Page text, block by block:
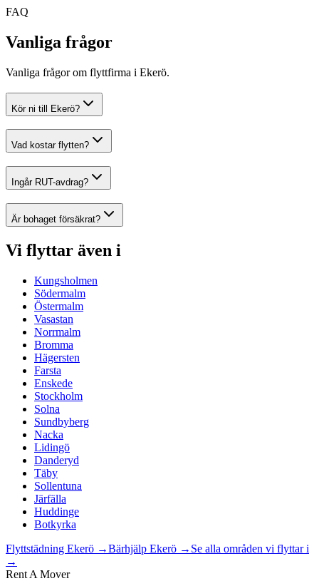
FAQ
Vanliga frågor
Vanliga frågor om flyttfirma i Ekerö.
Kör ni till Ekerö?
Vad kostar flytten?
Ingår RUT-avdrag?
Är bohaget försäkrat?
Vi flyttar även i
Kungsholmen
Södermalm
Östermalm
Vasastan
Norrmalm
Bromma
Hägersten
Farsta
Enskede
Stockholm
Solna
Sundbyberg
Nacka
Lidingö
Danderyd
Täby
Sollentuna
Järfälla
Huddinge
Botkyrka
Flyttstädning Ekerö →Bärhjälp Ekerö → Se alla områden vi flyttar i
→
Rent A Mover